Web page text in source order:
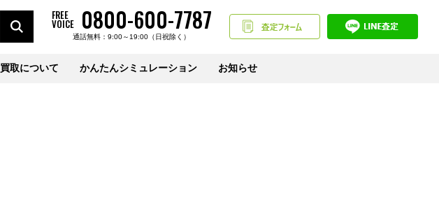
FREE
VOICE 0800-600-7787
通話無料：9:00～19:00（日祝除く）
買取について かんたんシミュレーション お知らせ